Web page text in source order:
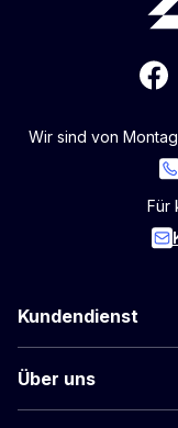
Wir sind von
Für
Kundendienst
Über uns